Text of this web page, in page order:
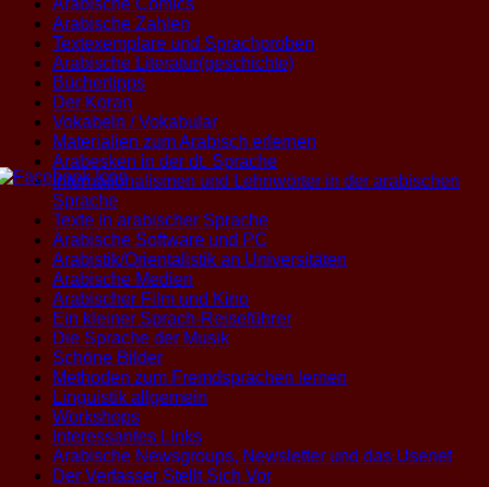
Arabische Comics
Arabische Zahlen
Textexemplare und Sprachproben
Arabische Literatur(geschichte)
Büchertipps
Der Koran
Vokabeln / Vokabular
Materialien zum Arabisch erlernen
Arabesken in der dt. Sprache
Internationalismen und Lehnwörter in der arabischen
Sprache
Texte in arabischer Sprache
Arabische Software und PC
Arabistik/Orientalistik an Universitäten
Arabische Medien
Arabischer Film und Kino
Ein kleiner Sprach-Reiseführer
Die Sprache der Musik
Schöne Bilder
Methoden zum Fremdsprachen lernen
Linguistik allgemein
Workshops
Interessantes Links
Arabische Newsgroups, Newsletter und das Usenet
Der Verfasser Stellt Sich Vor